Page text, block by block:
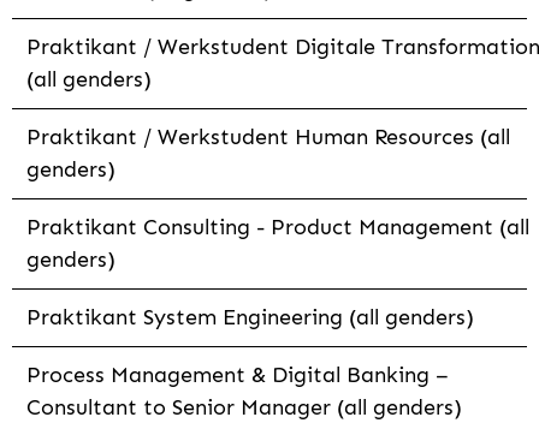
Praktikant / Werkstudent Digitale Transformation
(all genders)
Praktikant / Werkstudent Human Resources (all
genders)
Praktikant Consulting - Product Management (all
genders)
Praktikant System Engineering (all genders)
Process Management & Digital Banking –
Consultant to Senior Manager (all genders)